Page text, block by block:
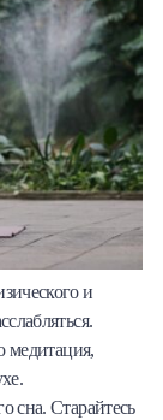
и
медитация,
сна. Старайтесь